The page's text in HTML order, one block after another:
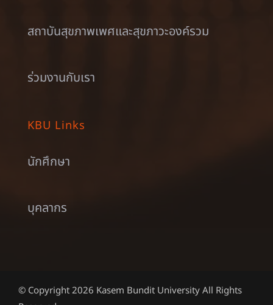
สถาบันสุขภาพเพศและสุขภาวะองค์รวม
ร่วมงานกับเรา
KBU Links
นักศึกษา
บุคลากร
© Copyright 2026 Kasem Bundit University All Rights